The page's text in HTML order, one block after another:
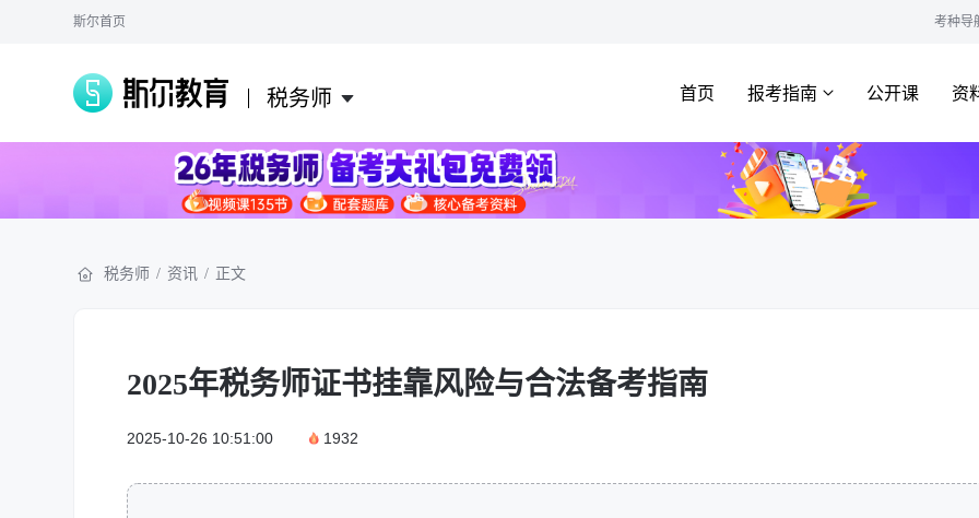
斯尔首页 考种导
税务师 首页 报考指南 公开课 资
税务师 / 资讯 / 正文
2025年税务师证书挂靠风险与合法备考指南
2025-10-26 10:51:00 1932